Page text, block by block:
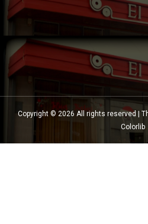
Copyright © 2026 All rights reserved |
Colorlib